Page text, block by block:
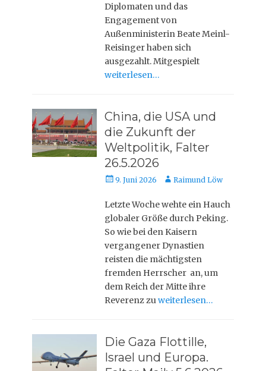
Diplomaten und das
Engagement von
Außenministerin Beate Meinl-
Reisinger haben sich
ausgezahlt. Mitgespielt
weiterlesen…
China, die USA und
die Zukunft der
Weltpolitik, Falter
26.5.2026
Veröffentlicht
9. Juni 2026 AutorRaimund Löw
Letzte Woche wehte ein Hauch
globaler Größe durch Peking.
So wie bei den Kaisern
vergangener Dynastien
reisten die mächtigsten
fremden Herrscher an, um
dem Reich der Mitte ihre
Reverenz zuweiterlesen…
Die Gaza Flottille,
Israel und Europa.